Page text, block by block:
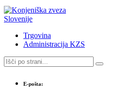
Trgovina
Administracija KZS
E-pošta: